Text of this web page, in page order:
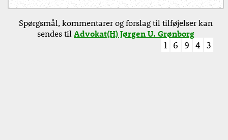
Spørgsmål, kommentarer og forslag til tilføjelser kan
sendes tilAdvokat(H) Jørgen U. Grønborg
1 6 9 4 3